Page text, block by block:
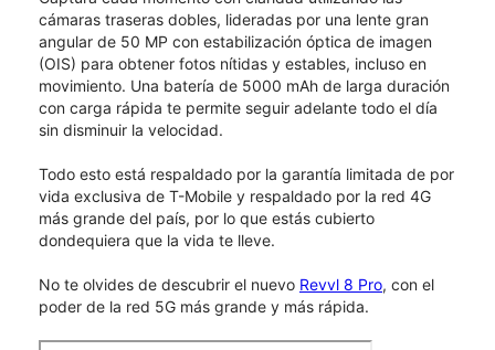
cámaras traseras dobles, lideradas por una lente gran
angular de 50 MP con estabilización óptica de imagen
(OIS) para obtener fotos nítidas y estables, incluso en
movimiento. Una batería de 5000 mAh de larga duración
con carga rápida te permite seguir adelante todo el día
sin disminuir la velocidad.
Todo esto está respaldado por la garantía limitada de por
vida exclusiva de T-Mobile y respaldado por la red 4G
más grande del país, por lo que estás cubierto
dondequiera que la vida te lleve.
No te olvides de descubrir el nuevo Revvl 8 Pro, con el
poder de la red 5G más grande y más rápida.